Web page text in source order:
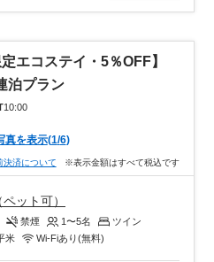
エコステイ・5％OFF】
泊プラン
10:00
真を表示(1/6)
決済について ※表示金額はすべて税込です
ット可）
禁煙 1〜5名
ツイン
米 Wi-Fiあり(無料)